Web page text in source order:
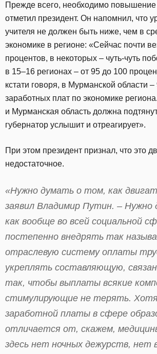
Прежде всего, необходимо повышение
отметил президент. Он напомнил, что
учителя не должен быть ниже, чем в
экономике в регионе: «Сейчас почти
процентов, в некоторых – чуть-чуть
в 15–16 регионах – от 95 до 100
кстати говоря, в Мурманской области
заработных плат по экономике
и Мурманская область должна
губернатор услышит и отреагирует».
При этом президент признал, что это
недостаточное.
«Нужно думать о том, как
заявил Владимир Путин. –
как вообще во всей социальной
постепенно внедрять так
отраслевую систему оплаты
укреплять составляющую,
так, чтобы выплаты всякие
стимулирующие не терять.
заработной платы в сфере
отличается от, скажем,
здесь нет ночных дежурств, нет